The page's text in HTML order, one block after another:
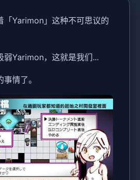
「Yarimon」这种不可思议的
弱Yarimon，这就是我们...
情了。